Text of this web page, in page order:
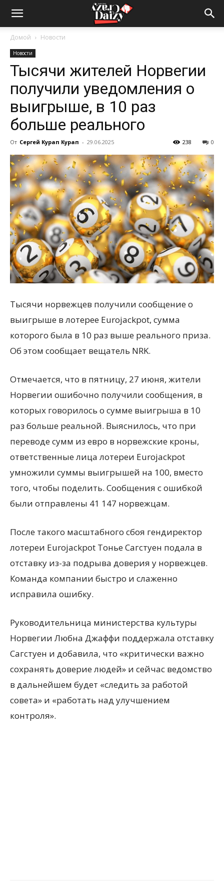
Crazy-
Daizy
сумашедшие
новости
обо
всем
Домой Новости
Новости
Тысячи жителей Норвегии
получили уведомления о
выигрыше, в 10 раз
больше реального
От Сергей Курап Курап - 29.06.2025 0
238
Тысячи норвежцев получили сообщение о
выигрыше в лотерее Eurojackpot, сумма
которого была в 10 раз выше реального приза.
Об этом сообщает вещатель NRK.
Отмечается, что в пятницу, 27 июня, жители
Норвегии ошибочно получили сообщения, в
которых говорилось о сумме выигрыша в 10
раз больше реальной. Выяснилось, что при
переводе сумм из евро в норвежские кроны,
ответственные лица лотереи Eurojackpot
умножили суммы выигрышей на 100, вместо
того, чтобы поделить. Сообщения с ошибкой
были отправлены 41 147 норвежцам.
После такого масштабного сбоя гендиректор
лотереи Eurojackpot Тонье Сагстуен подала в
отставку из-за подрыва доверия у норвежцев.
Команда компании быстро и слаженно
исправила ошибку.
Руководительница министерства культуры
Норвегии Любна Джаффи поддержала отставку
Сагстуен и добавила, что «критически важно
сохранять доверие людей» и сейчас ведомство
в дальнейшем будет «следить за работой
совета» и «работать над улучшением
контроля».